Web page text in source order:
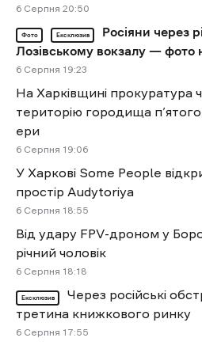
6 Cерпня 20:50
Фото Ексклюзив
Росіяни через
Лозівському вокзалу — фото
6 Cерпня 19:23
На Харківщині прокуратура
територію городища
ери
6 Cерпня 19:06
У Харкові Some People
простір Audytoriya
6 Cерпня 18:55
Від удару FPV-дроном у
річний чоловік
6 Cерпня 18:18
Ексклюзив
Через російські
третина книжкового ринку
6 Cерпня 17:55